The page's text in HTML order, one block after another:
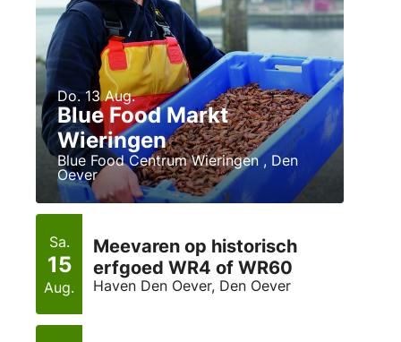
Do. 13 Aug.
Blue Food Markt
Wieringen
Blue Food Centrum Wieringen , Den
Oever
Sa.
15
Aug.
Meevaren op historisch
erfgoed WR4 of WR60
Haven Den Oever, Den Oever